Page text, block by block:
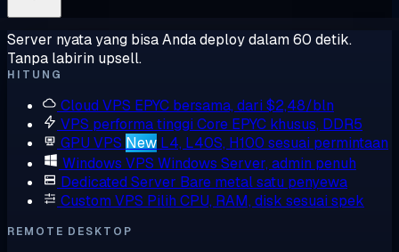
Server nyata yang bisa Anda deploy dalam 60 detik.
Tanpa labirin upsell.
HITUNG
Cloud VPS EPYC bersama, dari $2,48/bln
VPS performa tinggi Core EPYC khusus, DDR5
GPU VPS New L4, L40S, H100 sesuai permintaan
Windows VPS Windows Server, admin penuh
Dedicated Server Bare metal satu penyewa
Custom VPS Pilih CPU, RAM, disk sesuai spek
REMOTE DESKTOP